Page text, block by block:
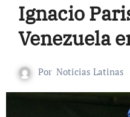
Ignacio
Venezuela
Por Noticias Latinas